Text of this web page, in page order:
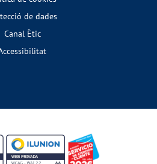
de dades
Canal Ètic